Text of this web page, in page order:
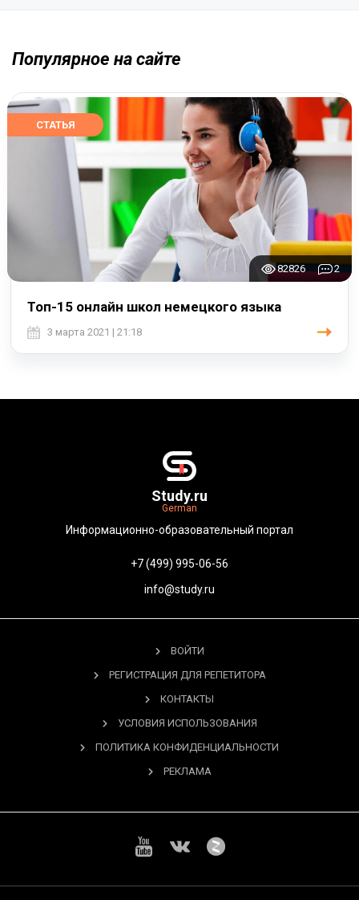
Популярное на сайте
СТАТЬЯ
82826 2
Топ-15 онлайн школ немецкого языка
3 марта 2021 | 21:18
Study.ru
German
Информационно-образовательный портал
+7 (499) 995-06-56
info@study.ru
ВОЙТИ
РЕГИСТРАЦИЯ ДЛЯ РЕПЕТИТОРА
КОНТАКТЫ
УСЛОВИЯ ИСПОЛЬЗОВАНИЯ
ПОЛИТИКА КОНФИДЕНЦИАЛЬНОСТИ
РЕКЛАМА